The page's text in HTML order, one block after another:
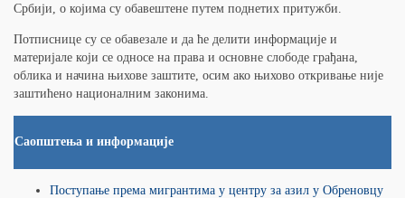
Србији, о којима су обавештене путем поднетих притужби.
Потписнице су се обавезале и да ће делити информације и
материјале који се односе на права и основне слободе грађана,
облика и начина њихове заштите, осим ако њихово откривање није
заштићено националним законима.
Саопштења и информације
Поступање према мигрантима у центру за азил у Обреновцу